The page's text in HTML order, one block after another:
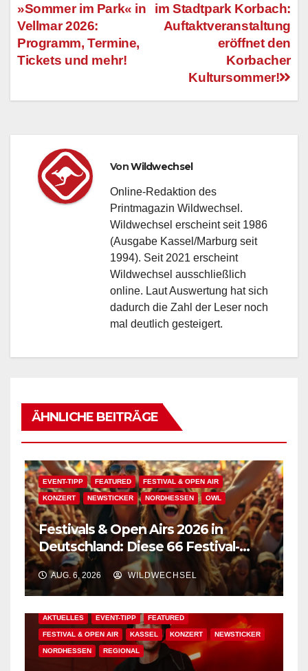
Beitragsnavigationim Stadtpark Korbach:
Auftaktveranstaltung
eröffnet den
Korbacher
Kultursommer!
»Sommer im Park« in
Vellmar 2026:
Programm, Termine,
Tickets und mehr!
VonWildwechsel
Online-Redaktion des
Printmagazin Wildwechsel.
Wildwechsel erscheint seit 1986
(Ausgabe Kassel/Marburg seit
1994). Seit 2021 erscheint
Wildwechsel ausschließlich
online. Laut Auswertung hat sich
dadurch die Zahl der Leser noch
mal deutlich gesteigert.
ÄHNLICHE BEITRÄGE
EVENT-TIPP FEATURED FESTIVAL & OPEN AIR
KONZERT NEWSTICKER NORDHESSEN OWL
Festivals & Open Airs 2026 in
Deutschland: Diese 66 Festival-
Events warten auf Dich!
AUG. 6, 2026 WILDWECHSEL
AKTUELLES EVENT-TIPP FEATURED
FESTIVAL & OPEN AIR KASSEL KONZERT NEWSTICKER
NORDHESSEN REGIONAL